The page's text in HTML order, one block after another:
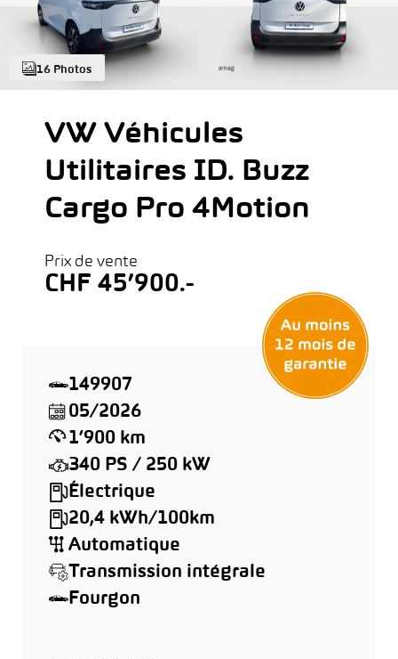
16 Photos
VW Véhicules
Utilitaires ID. Buzz
Cargo Pro 4Motion
Prix de vente
CHF 45’900.-
149907
05/2026
1’900 km
340 PS / 250 kW
Électrique
20,4 kWh/100km
Automatique
Transmission intégrale
Fourgon